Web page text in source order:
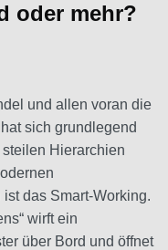
oder mehr?
und allen voran die
sich grundlegend
Hierarchien
das Smart-Working.
wirft ein
über Bord und öffnet